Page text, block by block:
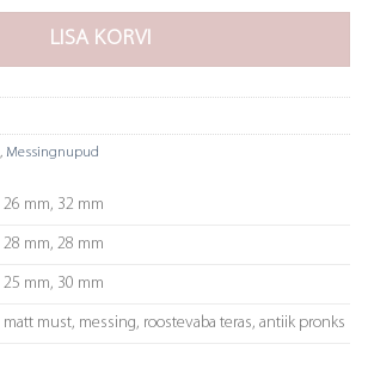
LISA KORVI
, Messingnupud
26 mm, 32 mm
28 mm, 28 mm
25 mm, 30 mm
matt must, messing, roostevaba teras, antiik pronks